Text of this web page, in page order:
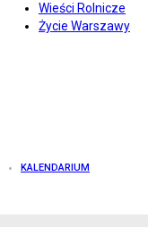
Wieści Rolnicze
Życie Warszawy
KALENDARIUM